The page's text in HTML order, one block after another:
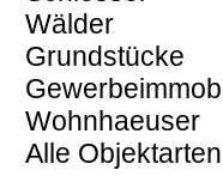
Wälder
Grundstücke
Wohnhaeuser
Alle Objektarten